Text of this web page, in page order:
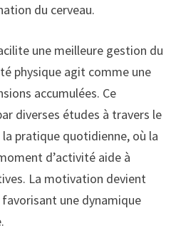
du cerveau.
une meilleure gestion du
physique agit comme une
accumulées. Ce
diverses études à travers le
pratique quotidienne, où la
d’activité aide à
La motivation devient
une dynamique